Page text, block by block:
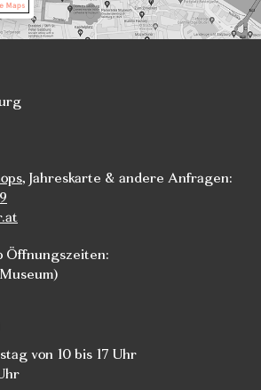
, Jahreskarte & andere Anfragen:
Öffnungszeiten:
von 10 bis 17 Uhr